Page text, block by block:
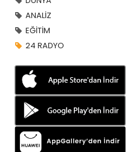
ANALİZ
EĞİTİM
24 RADYO